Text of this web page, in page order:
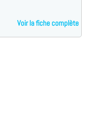
Voir la fiche complète